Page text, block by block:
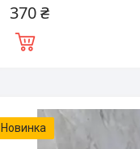
370 ₴
Новинка